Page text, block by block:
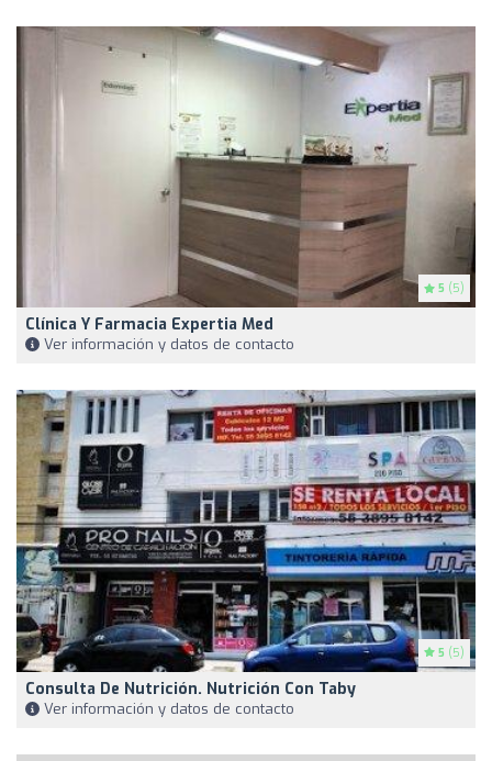
5 (5)
Clínica Y Farmacia Expertia Med
Ver información y datos de contacto
5 (5)
Consulta De Nutrición. Nutrición Con Taby
Ver información y datos de contacto